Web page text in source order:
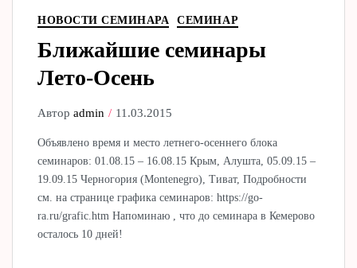
НОВОСТИ СЕМИНАРА СЕМИНАР
Ближайшие семинары
Лето-Осень
Авторadmin 11.03.2015
Объявлено время и место летнего-осеннего блока
семинаров: 01.08.15 – 16.08.15 Крым, Алушта, 05.09.15 –
19.09.15 Черногория (Montenegro), Тиват, Подробности
см. на странице графика семинаров: https://go-
ra.ru/grafic.htm Напоминаю , что до семинара в Кемерово
осталось 10 дней!